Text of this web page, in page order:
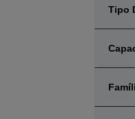
Tipo